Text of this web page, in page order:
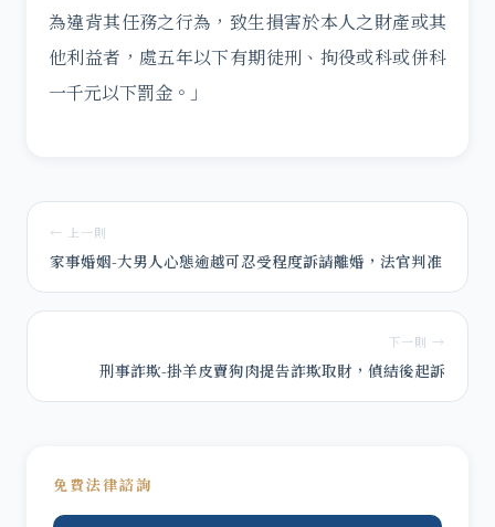
為違背其任務之行為，致生損害於本人之財產或其
他利益者，處五年以下有期徒刑、拘役或科或併科
一千元以下罰金。」
← 上一則
家事婚姻-大男人心態逾越可忍受程度訴請離婚，法官判准
下一則 →
刑事詐欺-掛羊皮賣狗肉提告詐欺取財，偵結後起訴
免費法律諮詢